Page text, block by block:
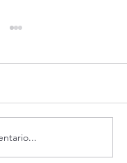
hoy Sábado 8
Dios jamás